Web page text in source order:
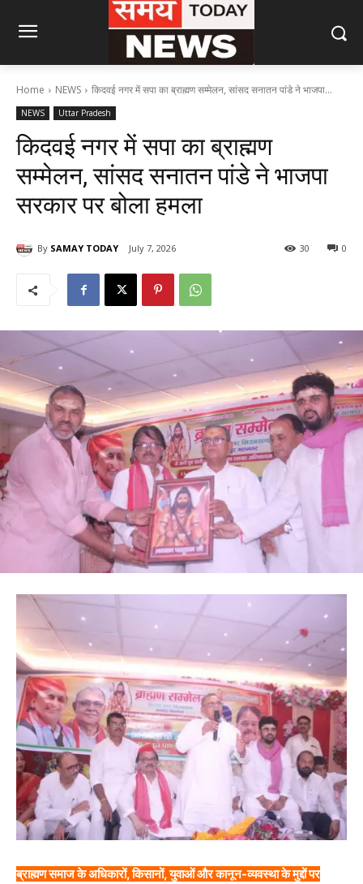
Home NEWS किदवई नगर में सपा का ब्राह्मण सम्मेलन, सांसद सनातन पांडे ने भाजपा...
NEWS Uttar Pradesh
किदवई नगर में सपा का ब्राह्मण
सम्मेलन, सांसद सनातन पांडे ने भाजपा
सरकार पर बोला हमला
By SAMAY TODAY July 7, 2026 0
30
ब्राह्मण समाज के अधिकारों, किसानों, युवाओं और कानून-व्यवस्था के मुद्दों पर